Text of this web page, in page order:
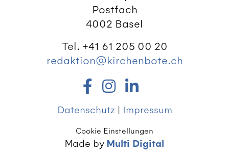
Postfach
4002 Basel
Tel. +41 61 205 00 20
redaktion@kirchenbote.ch
Datenschutz | Impressum
Cookie Einstellungen
Made by Multi Digital